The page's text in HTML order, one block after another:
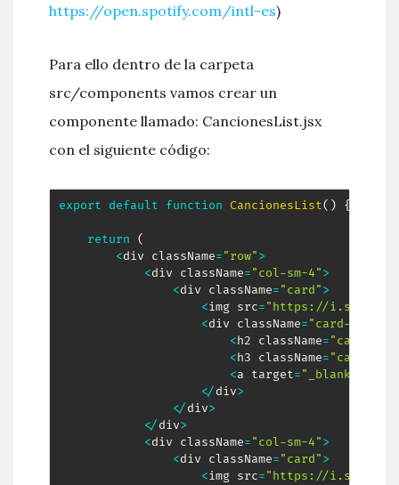
https://open.spotify.com/intl-es)
Para ello dentro de la carpeta
src/components vamos crear un
componente llamado: CancionesList.jsx
con el siguiente código:
export default function CancionesList( ) {
return
(
<div className="row">
<div className="col-sm-4">
<div className="card">
<img src="https://i.scdn.co/
<div className="card-body"
<h2 className="card-
<h3 className="card-
<a target="_blank"
</div>
</div>
</div>
<div className="col-sm-4">
<div className="card">
<img src="https://i.scdn.co/